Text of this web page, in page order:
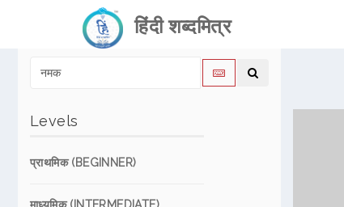
हिंदी शब्दमित्र
Levels
प्राथमिक (BEGINNER)